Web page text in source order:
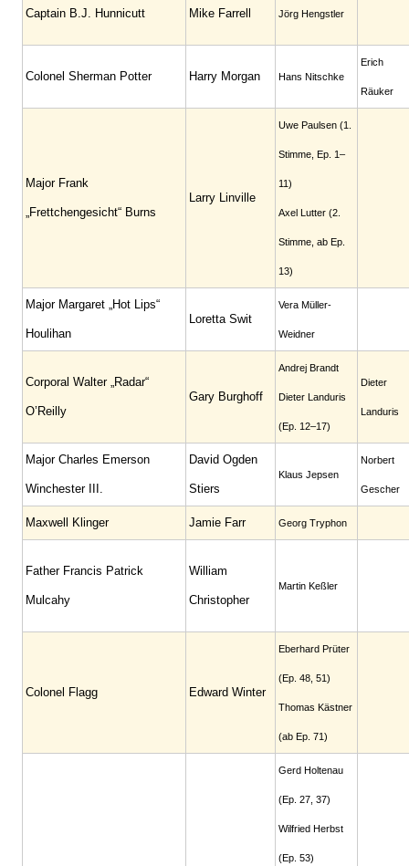
Captain B.J. Hunnicutt Mike Farrell Jörg Hengstler
Colonel Sherman Potter Harry Morgan Hans Nitschke
Erich
Räuker
Major Frank
„Frettchengesicht“ Burns
Larry Linville
Uwe Paulsen (1.
Stimme, Ep. 1–
11)
Axel Lutter (2.
Stimme, ab Ep.
13)
Major Margaret „Hot Lips“
Houlihan
Loretta Swit
Vera Müller-
Weidner
Corporal Walter „Radar“
O’Reilly
Gary Burghoff
Andrej Brandt
Dieter Landuris
(Ep. 12–17)
Dieter
Landuris
Major Charles Emerson
Winchester III.
David Ogden
Stiers
Klaus Jepsen
Norbert
Gescher
Maxwell Klinger Jamie Farr Georg Tryphon
Father Francis Patrick
Mulcahy
William
Christopher
Martin Keßler
Colonel Flagg Edward Winter
Eberhard Prüter
(Ep. 48, 51)
Thomas Kästner
(ab Ep. 71)
Gerd Holtenau
(Ep. 27, 37)
Wilfried Herbst
(Ep. 53)